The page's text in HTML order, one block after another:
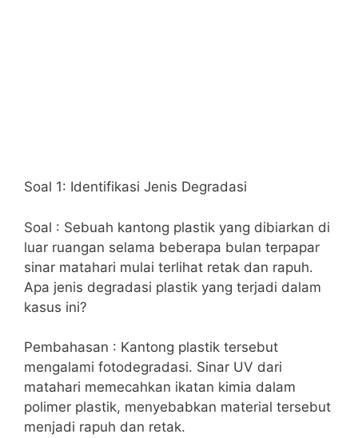
Soal 1: Identifikasi Jenis Degradasi
Soal : Sebuah kantong plastik yang dibiarkan di
luar ruangan selama beberapa bulan terpapar
sinar matahari mulai terlihat retak dan rapuh.
Apa jenis degradasi plastik yang terjadi dalam
kasus ini?
Pembahasan : Kantong plastik tersebut
mengalami fotodegradasi. Sinar UV dari
matahari memecahkan ikatan kimia dalam
polimer plastik, menyebabkan material tersebut
menjadi rapuh dan retak.